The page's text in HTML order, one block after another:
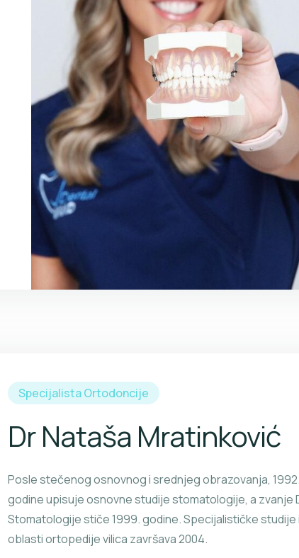
Specijalista Ortodoncije
Dr Nataša Mratinković
Posle stečenog osnovnog i srednjeg obrazovanja, 1992.
godine upisuje osnovne studije stomatologije, a zvanje
Stomatologije stiče 1999. godine. Specijalističke studije
oblasti ortopedije vilica završava 2004.